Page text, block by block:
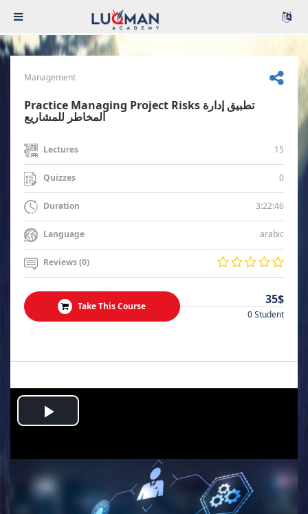
Management
Practice Managing Project Risks تطبيق إدارة
المخاطر للمشاريع
Lectures 15
Quizzes 0
Duration 3:22:46
Language arabic
Reviews (0)
Take This Course 35$
0 Student
.
Play
Video